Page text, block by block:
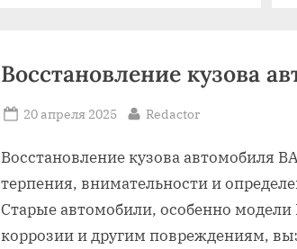
Восстановление кузова
Posted
20 апреля 2025 By
Redactor
Восстановление кузова автомобиля
терпения‚ внимательности и
Старые автомобили‚ особенно
коррозии и другим повреждениям‚